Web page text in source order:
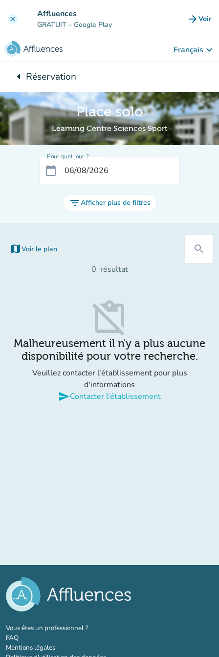
clear Affluences
GRATUIT – Google Play arrow_forward Voir
Français keyboard_arrow_down
arrow_leftRetour à :
Réservation
Place solo
Learning Centre Sciences Sport
Pour quel jour ?
calendar_today
filter_listAfficher plus de filtres
map Voir le plan
(nouvel onglet) search
0 résultat
content_paste_off
Malheureusement il n'y a plus aucune
disponibilité pour votre recherche.
Veuillez contacter l'établissement pour plus
d'informations
sendContacter l'établissement
Vous êtes un professionnel ?(nouvel onglet)
FAQ
Mentions légales